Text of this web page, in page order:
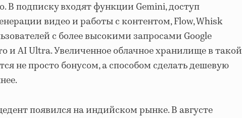
В подписку входят функции Gemini, доступ
видео и работы с контентом, Flow, Whisk
с более высокими запросами Google
и AI Ultra. Увеличенное облачное хранилище в такой
не просто бонусом, а способом сделать дешевую
появился на индийском рынке. В августе